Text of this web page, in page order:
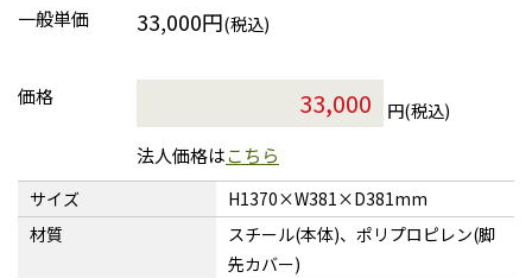
一般単価 33,000円(税込)
価格
円(税込)
法人価格はこちら
サイズ
H1370×W381×D381mm
材質
スチール(本体)、ポリプロピレン(脚
先カバー)